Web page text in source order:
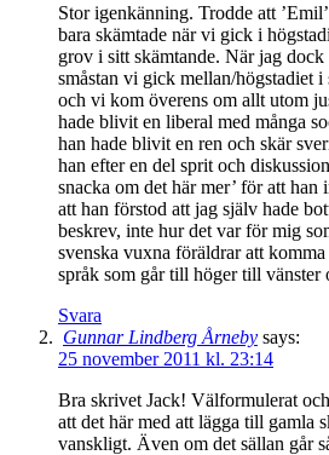
Stor igenkänning. Trodde att
bara skämtade när vi gick i
grov i sitt skämtande. När jag
småstan vi gick mellan/högstadiet
och vi kom överens om allt utom
hade blivit en liberal med många
han hade blivit en ren och skär
han efter en del sprit och
snacka om det här mer’ för att han
att han förstod att jag själv hade
beskrev, inte hur det var för mig
svenska vuxna föräldrar att
språk som går till höger till vänster
Svara
Gunnar Lindberg Årneby says:
25 november 2011 kl. 23:14
Bra skrivet Jack! Välformulerat
att det här med att lägga till gamla
vanskligt. Även om det sällan går